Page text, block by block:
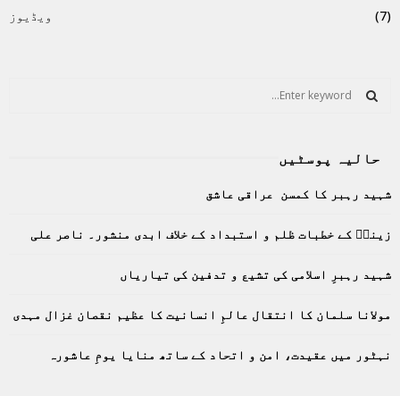
ویڈیوز
(7)
f
r
E
A
R
C
H
حالیہ پوسٹیں
شہید رہبر کا کمسن عراقی عاشق
زینبؑ کے خطبات ظلم و استبداد کے خلاف ابدی منشور۔ ناصر علی
شہید رہبرِ اسلامی کی تشیع و تدفین کی تیاریاں
مولانا سلمان کا انتقال عالمِ انسانیت کا عظیم نقصان غزال مہدی
نہٹور میں عقیدت، امن و اتحاد کے ساتھ منایا یومِ عاشورہ